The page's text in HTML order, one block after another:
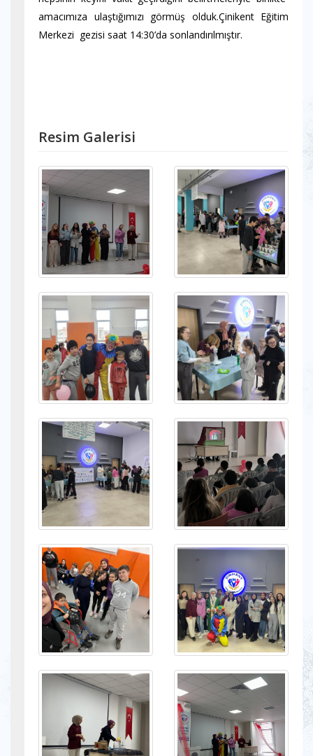
amacımıza ulaştığımızı görmüş olduk.Çinikent Eğitim
Merkezi gezisi saat 14:30’da sonlandırılmıştır.
Resim Galerisi